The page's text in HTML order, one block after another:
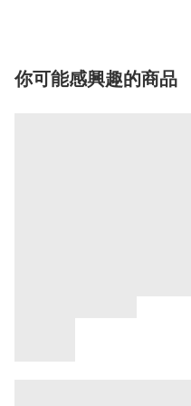
你可能感興趣的商品